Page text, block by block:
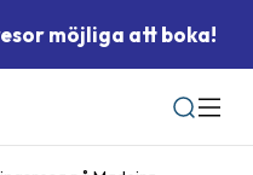
möjliga att boka!
Sök